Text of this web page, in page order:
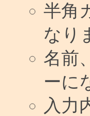
半角
なり
名前
ーに
入力